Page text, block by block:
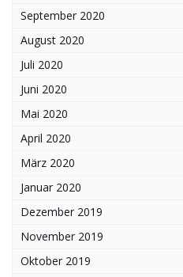
September 2020
August 2020
Juli 2020
Juni 2020
Mai 2020
April 2020
März 2020
Januar 2020
Dezember 2019
November 2019
Oktober 2019